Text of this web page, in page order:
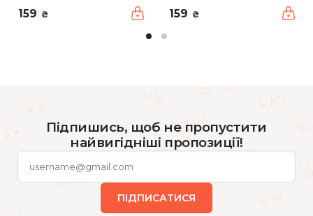
159 ₴ 159 ₴
Підпишись, щоб не пропустити
найвигідніші пропозиції!
ПІДПИСАТИСЯ